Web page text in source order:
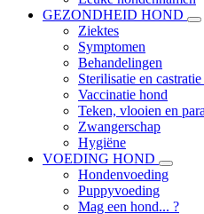
GEZONDHEID HOND
Ziektes
Symptomen
Behandelingen
Sterilisatie en
Vaccinatie hond
Teken, vlooien en
Zwangerschap
Hygiëne
VOEDING HOND
Hondenvoeding
Puppyvoeding
Mag een hond... ?